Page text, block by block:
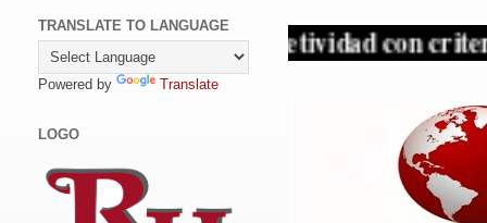
la objetividad con criterio y sin
TRANSLATE TO LANGUAGE
Powered by Translate
LOGO